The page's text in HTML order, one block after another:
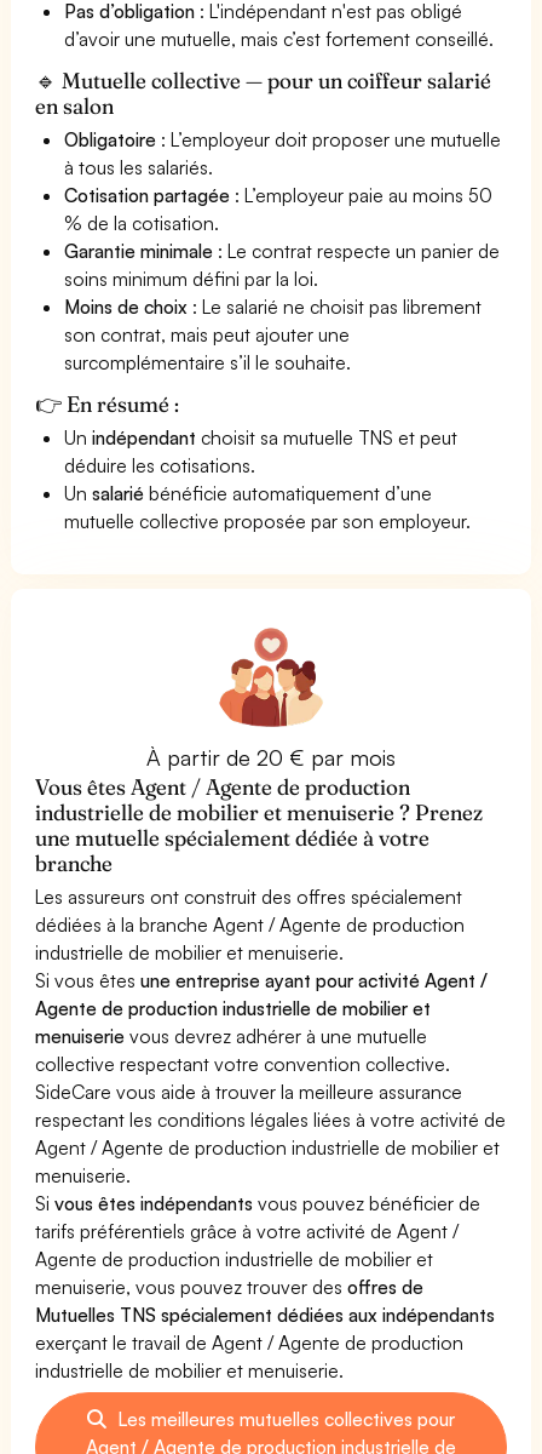
Pas d’obligation : L'indépendant n'est pas obligé
d’avoir une mutuelle, mais c’est fortement conseillé.
🔹 Mutuelle collective — pour un coiffeur salarié
en salon
Obligatoire : L’employeur doit proposer une mutuelle
à tous les salariés.
Cotisation partagée : L’employeur paie au moins 50
% de la cotisation.
Garantie minimale : Le contrat respecte un panier de
soins minimum défini par la loi.
Moins de choix : Le salarié ne choisit pas librement
son contrat, mais peut ajouter une
surcomplémentaire s’il le souhaite.
👉 En résumé :
Unindépendant choisit sa mutuelle TNS et peut
déduire les cotisations.
Unsalarié bénéficie automatiquement d’une
mutuelle collective proposée par son employeur.
À partir de 20 € par mois
Vous êtes Agent / Agente de production
industrielle de mobilier et menuiserie ? Prenez
une mutuelle spécialement dédiée à votre
branche
Les assureurs ont construit des offres spécialement
dédiées à la branche Agent / Agente de production
industrielle de mobilier et menuiserie.
Si vous êtesune entreprise ayant pour activité Agent /
Agente de production industrielle de mobilier et
menuiserie vous devrez adhérer à une mutuelle
collective respectant votre convention collective.
SideCare vous aide à trouver la meilleure assurance
respectant les conditions légales liées à votre activité de
Agent / Agente de production industrielle de mobilier et
menuiserie.
Sivous êtes indépendants vous pouvez bénéficier de
tarifs préférentiels grâce à votre activité de Agent /
Agente de production industrielle de mobilier et
menuiserie, vous pouvez trouver desoffres de
Mutuelles TNS spécialement dédiées aux indépendants
exerçant le travail de Agent / Agente de production
industrielle de mobilier et menuiserie.
Les meilleures mutuelles collectives pour
Agent / Agente de production industrielle de